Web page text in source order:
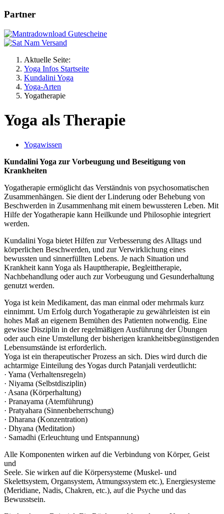
Partner
Aktuelle Seite:
Yoga Infos Startseite
Kundalini Yoga
Yoga-Arten
Yogatherapie
Yoga als Therapie
Yogawissen
Kundalini Yoga zur Vorbeugung und Beseitigung von
Krankheiten
Yogatherapie ermöglicht das Verständnis von psychosomatischen
Zusammenhängen. Sie dient der Linderung oder Behebung von
Beschwerden in Zusammenhang mit einem bewussteren Leben. Mit
Hilfe der Yogatherapie kann Heilkunde und Philosophie integriert
werden.
Kundalini Yoga bietet Hilfen zur Verbesserung des Alltags und
körperlichen Beschwerden, und zur Verwirklichung eines
bewussten und sinnerfüllten Lebens. Je nach Situation und
Krankheit kann Yoga als Haupttherapie, Begleittherapie,
Nachbehandlung oder auch zur Vorbeugung und Gesunderhaltung
genutzt werden.
Yoga ist kein Medikament, das man einmal oder mehrmals kurz
einnimmt. Um Erfolg durch Yogatherapie zu gewährleisten ist ein
hohes Maß an eigenem Bemühen des Patienten notwendig. Eine
gewisse Disziplin in der regelmäßigen Ausführung der Übungen
oder auch eine Umstellung der bisherigen krankheitsbegünstigenden
Lebensumstände ist erforderlich.
Yoga ist ein therapeutischer Prozess an sich. Dies wird durch die
achtarmige Einteilung des Yogas durch Patanjali verdeutlicht:
· Yama (Verhaltensregeln)
· Niyama (Selbstdisziplin)
· Asana (Körperhaltung)
· Pranayama (Atemführung)
· Pratyahara (Sinnenbeherrschung)
· Dharana (Konzentration)
· Dhyana (Meditation)
· Samadhi (Erleuchtung und Entspannung)
Alle Komponenten wirken auf die Verbindung von Körper, Geist
und
Seele. Sie wirken auf die Körpersysteme (Muskel- und
Skelettsystem, Organsystem, Atmungssystem etc.), Energiesysteme
(Meridiane, Nadis, Chakren, etc.), auf die Psyche und das
Bewusstsein.